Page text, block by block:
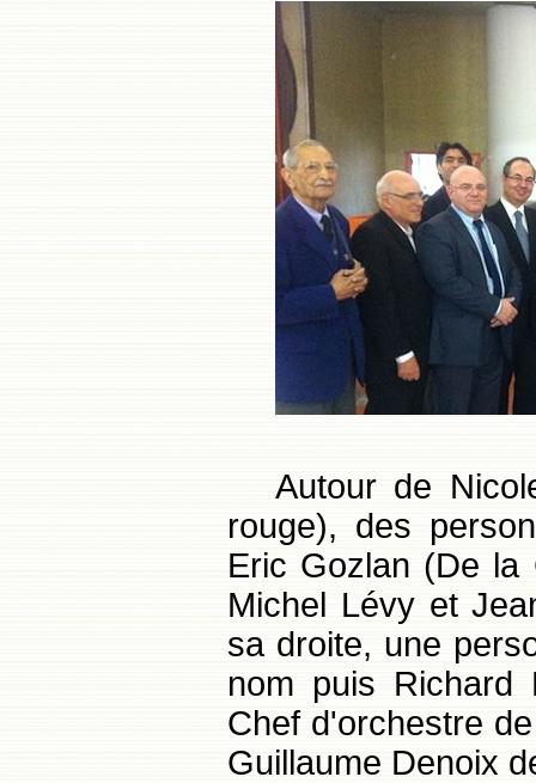
Autour de
rouge), des
Eric Gozlan (De la
Michel Lévy et
sa droite, une
nom puis Richard
Chef d'orchestre
Guillaume Denoix